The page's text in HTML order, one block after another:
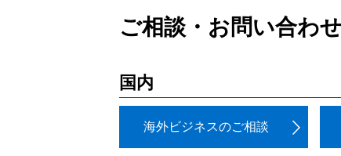
ご相談・お問い合わせ
国内
海外ビジネスのご相談